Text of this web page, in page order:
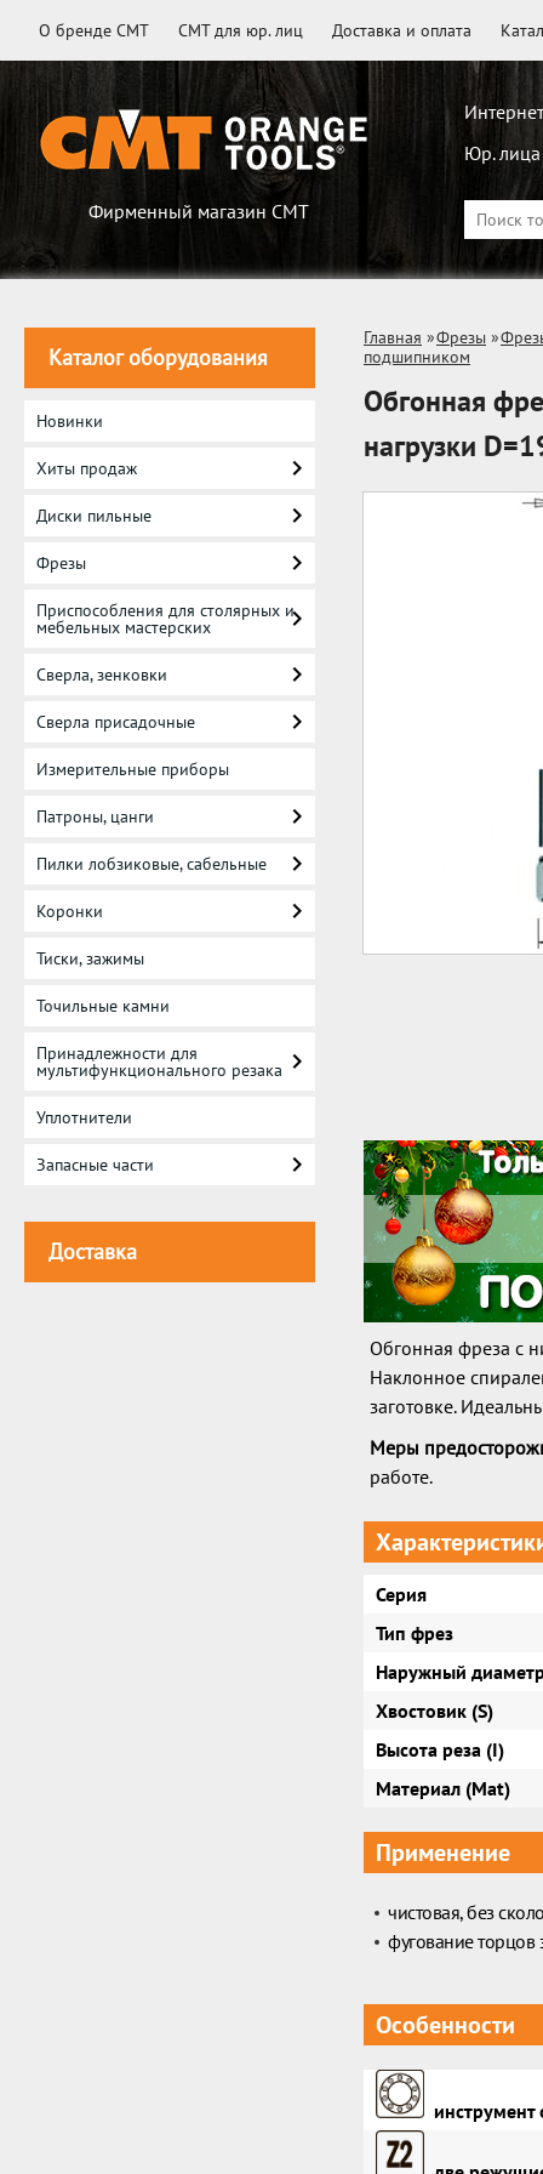
О бренде CMT CMT для юр. лиц Доставка и оплата
Фирменный магазин CMT
Юр. лица
Каталог оборудования
Новинки
Хиты продаж
Диски пильные
Фрезы
Приспособления для столярных и
мебельных мастерских
Сверла, зенковки
Сверла присадочные
Измерительные приборы
Патроны, цанги
Пилки лобзиковые, сабельные
Коронки
Тиски, зажимы
Точильные камни
Принадлежности для
мультифункционального резака
Уплотнители
Запасные части
Доставка
Главная »Фрезы »
подшипником
Обгонная
нагрузки
Обгонная фреза с
Наклонное
заготовке.
Меры
работе.
Серия
Тип фрез
Наружный
Хвостовик (S)
Высота реза (I)
Материал (Mat)
Применение
чистовая, без
фугование торцов
Особенности